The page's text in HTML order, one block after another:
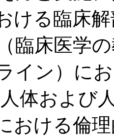
ける臨床
臨床医学
イン）に
体および
おける倫